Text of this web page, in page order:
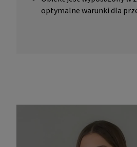
optymalne warunki dla